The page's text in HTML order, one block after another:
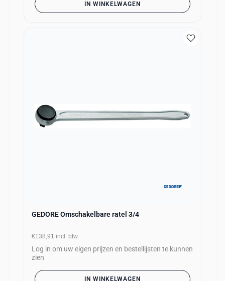
IN WINKELWAGEN
GEDORE Omschakelbare ratel 3/4
€138,91 incl. btw
Log in om uw eigen prijzen en bestellijsten te kunnen
zien
IN WINKELWAGEN